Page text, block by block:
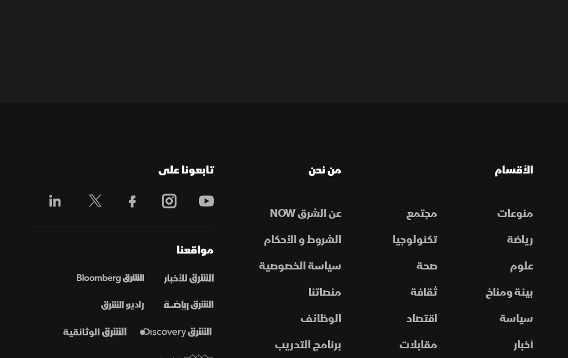
الأقسام
منوعات
مجتمع
رياضة
تكنولوجيا
علوم
صحة
بيئة ومناخ
ثقافة
سياسة
اقتصاد
أخبار
مقابلات
من نحن
عن الشرق NOW
الشروط و الأحكام
سياسة الخصوصية
منصاتنا
الوظائف
برنامج التدريب
تابعونا على
مواقعنا